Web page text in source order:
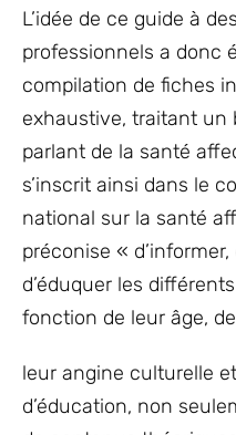
L’idée de ce guide à
professionnels a donc
compilation de fiches
exhaustive, traitant un
parlant de la santé
s’inscrit ainsi dans le
national sur la santé
préconise «
d’éduquer les
fonction de leur âge, de
leur angine culturelle
d’éducation, non